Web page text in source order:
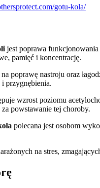
gotu-kola/
jest poprawa
pamięć i koncentrację.
poprawę nastroju oraz
i przygnębienia.
wzrost poziomu
powstawanie tej choroby.
polecana jest osobom
na stres,